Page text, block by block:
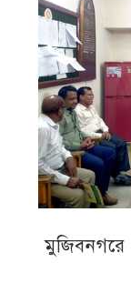
মুজিবনগরে